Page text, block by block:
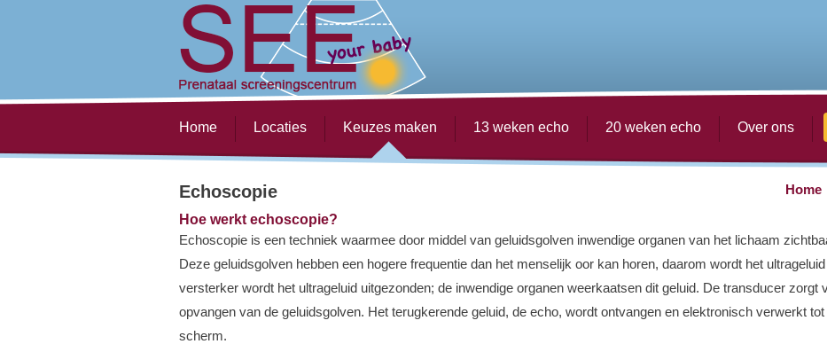
Home Locaties Keuzes maken 13 weken echo 20 weken echo Over ons
Echoscopie Home
Hoe werkt echoscopie?
Echoscopie is een techniek waarmee door middel van geluidsgolven inwendige organen van het lichaam
Deze geluidsgolven hebben een hogere frequentie dan het menselijk oor kan horen, daarom wordt het
versterker wordt het ultrageluid uitgezonden; de inwendige organen weerkaatsen dit geluid. De transducer zorgt
opvangen van de geluidsgolven. Het terugkerende geluid, de echo, wordt ontvangen en elektronisch verwerkt
scherm.